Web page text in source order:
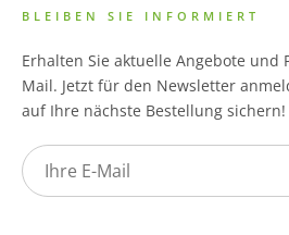
BLEIBEN SIE INFORMIERT
Erhalten Sie aktuelle Angebote und
Mail. Jetzt für den Newsletter
auf Ihre nächste Bestellung sichern!